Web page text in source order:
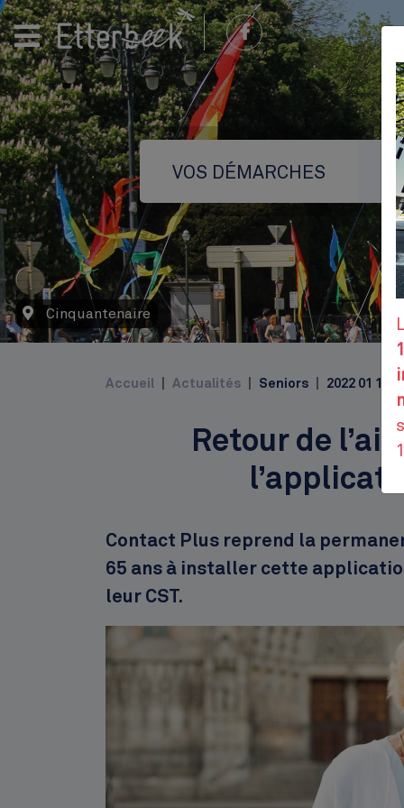
Cinquantenaire
VOS DÉMARCHES
Accueil Actualités Seniors 2022 01 12
Retour de
Description
Contact Plus reprend la
65 ans à installer cette
leur CST.
Image